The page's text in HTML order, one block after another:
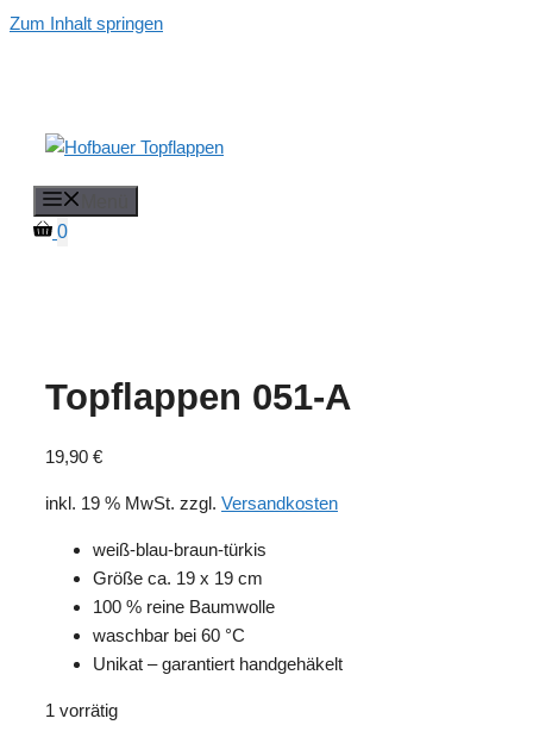
Zum Inhalt springen
0
Topflappen 051-A
19,90 €
inkl. 19 % MwSt. zzgl. Versandkosten
weiß-blau-braun-türkis
Größe ca. 19 x 19 cm
100 % reine Baumwolle
waschbar bei 60 °C
Unikat – garantiert handgehäkelt
1 vorrätig